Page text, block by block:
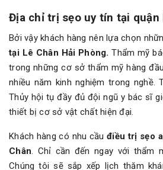
Địa chỉ trị sẹo uy tín tại quận
Bởi vậy khách hàng nên lựa chọn
tại Lê Chân Hải Phòng. Thẩm mỹ
trong những cơ sở thẩm mỹ hàng
nhiều năm kinh nghiệm trong nghề.
Thủy hội tụ đầy đủ đội ngũ y bác sĩ
thiết bị cơ sở vật chất hiện đại.
Khách hàng có nhu cầuđiều trị sẹo
Chân. Chỉ cần đến ngay với thẩm
Chúng tôi sẽ sắp xếp lịch thăm